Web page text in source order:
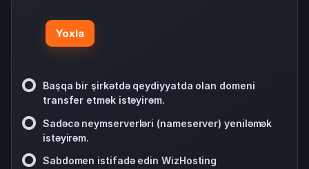
Yoxla
Başqa bir şirkətdə qeydiyyatda olan domeni
transfer etmək istəyirəm.
Sadəcə neymserverləri (nameserver) yeniləmək
istəyirəm.
Sabdomen istifadə edin WizHosting